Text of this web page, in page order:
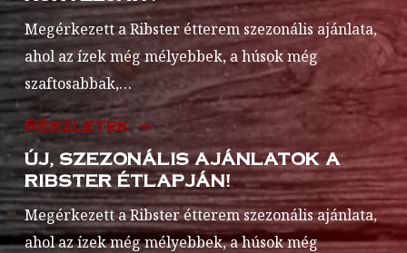
Megérkezett a Ribster étterem szezonális ajánlata,
ahol az ízek még mélyebbek, a húsok még
szaftosabbak,…
Részletek
ÚJ, SZEZONÁLIS AJÁNLATOK A
RIBSTER ÉTLAPJÁN!
Megérkezett a Ribster étterem szezonális ajánlata,
ahol az ízek még mélyebbek, a húsok még